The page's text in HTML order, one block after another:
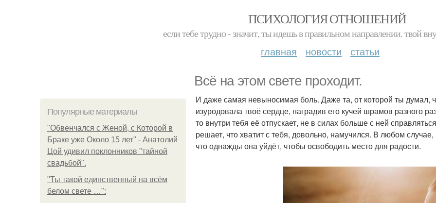
ПСИХОЛОГИЯ ОТНОШЕНИЙ
если тебе трудно - значит, ты идешь в правильном направлении. твой
главная новости статьи
Всё на этом свете проходит.
Популярные материалы
"Обвенчался с Женой, с Которой в
Браке уже Около 15 лет" - Анатолий
Цой удивил поклонников "тайной
свадьбой".
"Ты такой единственный на всём
белом свете …":
И даже самая невыносимая боль. Даже та, от которой ты думал,
изуродовала твоё сердце, наградив его кучей шрамов разного
то внутри тебя её отпускает, не в силах больше с ней
решает, что хватит с тебя, довольно, намучился. В любом
что однажды она уйдёт, чтобы освободить место для радости.